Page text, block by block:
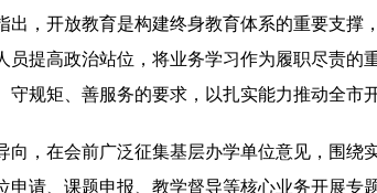
，开放教育是构建终身教育体系的重要支撑
提高政治站位，将业务学习作为履职尽责的
规矩、善服务的要求，以扎实能力推动全市
向，在会前广泛征集基层办学单位意见，围绕
请、课题申报、教学督导等核心业务开展专